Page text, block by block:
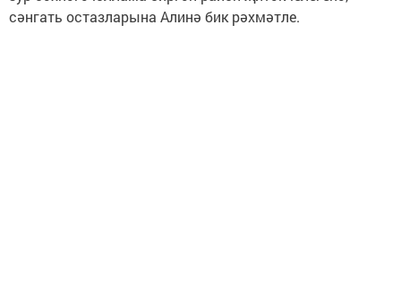
сәнгать остазларына Алинә бик рәхмәтле.